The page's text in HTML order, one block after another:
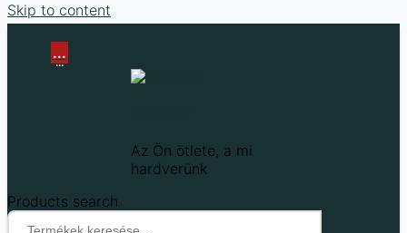
Skip to content
Az Ön ötlete, a mi
hardverünk
Products search
...
...